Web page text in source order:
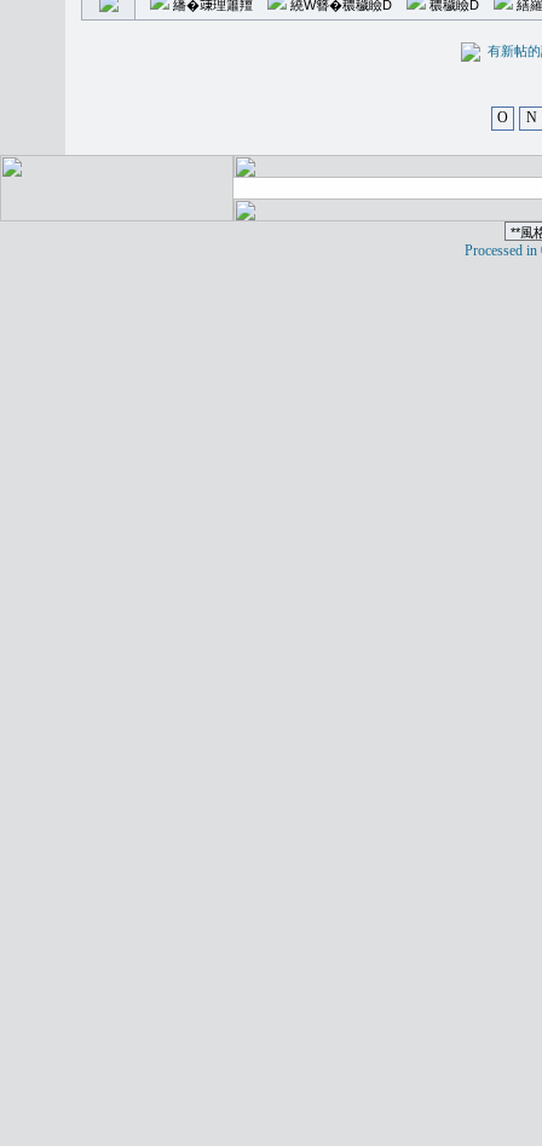
繙�𥪕理簫羶 繞W簪�穠穢瞼D 穠穢瞼D 繕
有新
O N
Processed